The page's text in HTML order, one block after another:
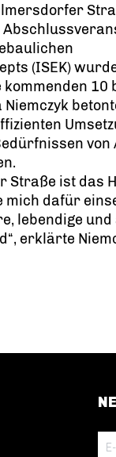
(ISEK)
10
von
Straße ist das
mich dafür
lebendige
erklärte